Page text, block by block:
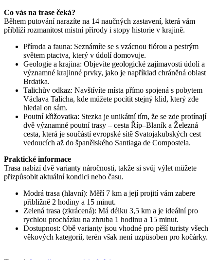
Co vás na trase čeká?
Během putování narazíte na 14 naučných zastavení, která vám
přiblíží rozmanitost místní přírody i stopy historie v krajině.
Příroda a fauna: Seznámíte se s vzácnou flórou a pestrým
světem ptactva, který v údolí domovuje.
Geologie a krajina: Objevíte geologické zajímavosti údolí a
významné krajinné prvky, jako je například chráněná oblast
Brdatka.
Talichův odkaz: Navštívíte místa přímo spojená s pobytem
Václava Talicha, kde můžete pocítit stejný klid, který zde
hledal on sám.
Poutní křižovatka: Stezka je unikátní tím, že se zde protínají
dvě významné poutní trasy – cesta Říp–Blaník a Železná
cesta, která je součástí evropské sítě Svatojakubských cest
vedoucích až do španělského Santiaga de Compostela.
Praktické informace
Trasa nabízí dvě varianty náročnosti, takže si svůj výlet můžete
přizpůsobit aktuální kondici nebo času.
Modrá trasa (hlavní): Měří 7 km a její projití vám zabere
přibližně 2 hodiny a 15 minut.
Zelená trasa (zkrácená): Má délku 3,5 km a je ideální pro
rychlou procházku na zhruba 1 hodinu a 15 minut.
Dostupnost: Obě varianty jsou vhodné pro pěší turisty všech
věkových kategorií, terén však není uzpůsoben pro kočárky.